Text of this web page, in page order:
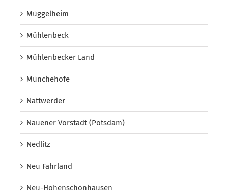
Müggelheim
Mühlenbeck
Mühlenbecker Land
Münchehofe
Nattwerder
Nauener Vorstadt (Potsdam)
Nedlitz
Neu Fahrland
Neu-Hohenschönhausen